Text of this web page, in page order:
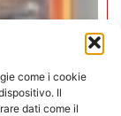
come i cookie
Il
dati come il